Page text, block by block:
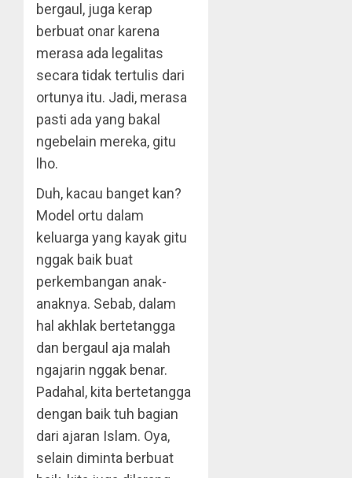
bergaul, juga kerap
berbuat onar karena
merasa ada legalitas
secara tidak tertulis dari
ortunya itu. Jadi, merasa
pasti ada yang bakal
ngebelain mereka, gitu
lho.
Duh, kacau banget kan?
Model ortu dalam
keluarga yang kayak gitu
nggak baik buat
perkembangan anak-
anaknya. Sebab, dalam
hal akhlak bertetangga
dan bergaul aja malah
ngajarin nggak benar.
Padahal, kita bertetangga
dengan baik tuh bagian
dari ajaran Islam. Oya,
selain diminta berbuat